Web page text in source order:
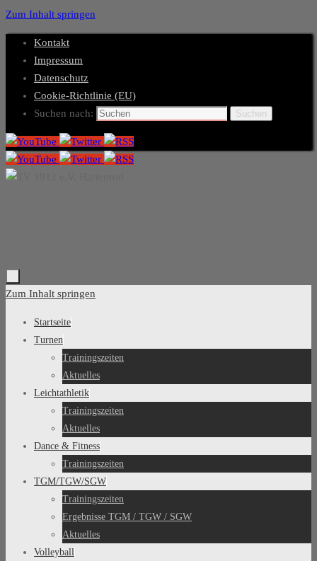
Zum Inhalt springen
Kontakt
Impressum
Datenschutz
Cookie-Richtlinie (EU)
Suchen nach:
Suchen
Zum Inhalt springen
Startseite
Turnen
Trainingszeiten
Aktuelles
Leichtathletik
Trainingszeiten
Aktuelles
Dance & Fitness
Trainingszeiten
TGM/TGW/SGW
Trainingszeiten
Ergebnisse TGM / TGW / SGW
Aktuelles
Volleyball